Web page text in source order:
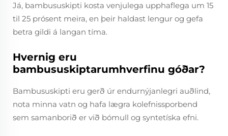
Já, bambususkipti kosta venjulega upphaflega um 15
til 25 prósent meira, en þeir haldast lengur og gefa
betra gildi á langan tíma.
Hvernig eru
bambususkiptarumhverfinu góðar?
Bambususkipti eru gerð úr endurnýjanlegri auðlind,
nota minna vatn og hafa lægra kolefnissporbend
sem samanborið er við bómull og syntetíska efni.